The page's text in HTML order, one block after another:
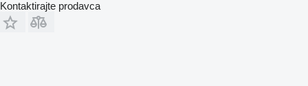
Kontaktirajte prodavca